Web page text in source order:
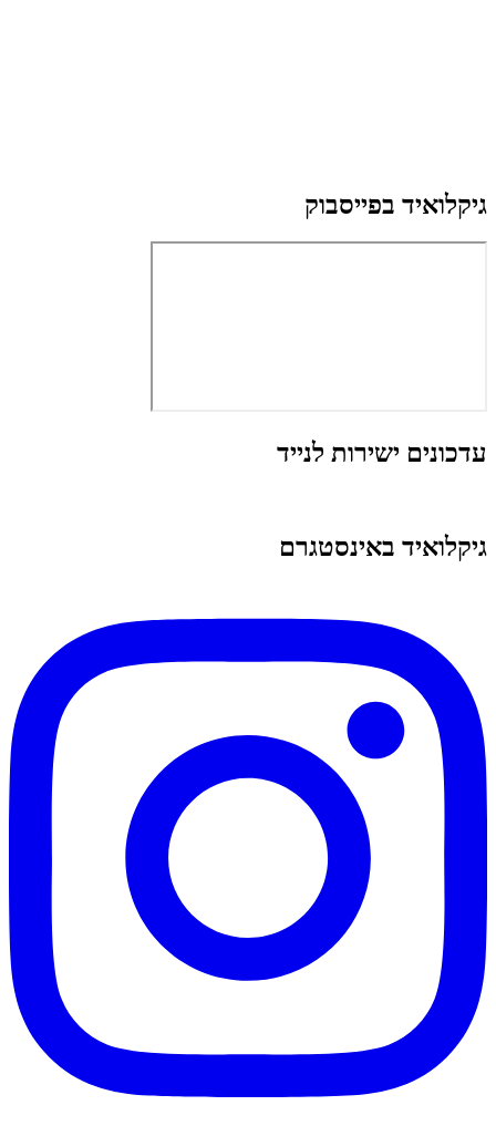
גיקלואיד בפייסבוק
עדכונים ישירות לנייד
גיקלואיד באינסטגרם